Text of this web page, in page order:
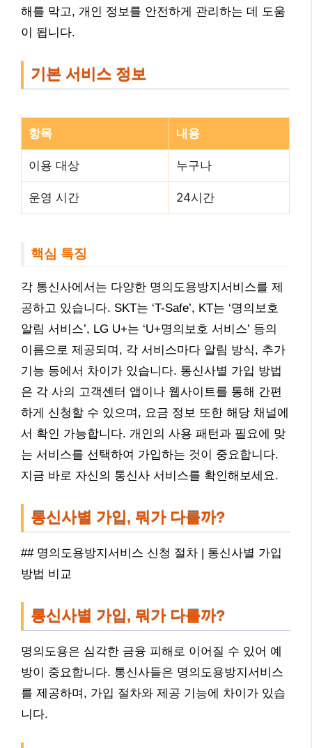
해를 막고, 개인 정보를 안전하게 관리하는 데 도움
이 됩니다.
기본 서비스 정보
항목 내용
이용 대상 누구나
운영 시간 24시간
핵심 특징
각 통신사에서는 다양한 명의도용방지서비스를 제
공하고 있습니다. SKT는 ‘T-Safe’, KT는 ‘명의보호
알림 서비스’, LG U+는 ‘U+명의보호 서비스’ 등의
이름으로 제공되며, 각 서비스마다 알림 방식, 추가
기능 등에서 차이가 있습니다. 통신사별 가입 방법
은 각 사의 고객센터 앱이나 웹사이트를 통해 간편
하게 신청할 수 있으며, 요금 정보 또한 해당 채널에
서 확인 가능합니다. 개인의 사용 패턴과 필요에 맞
는 서비스를 선택하여 가입하는 것이 중요합니다.
지금 바로 자신의 통신사 서비스를 확인해보세요.
통신사별 가입, 뭐가 다를까?
## 명의도용방지서비스 신청 절차 | 통신사별 가입
방법 비교
통신사별 가입, 뭐가 다를까?
명의도용은 심각한 금융 피해로 이어질 수 있어 예
방이 중요합니다. 통신사들은 명의도용방지서비스
를 제공하며, 가입 절차와 제공 기능에 차이가 있습
니다.